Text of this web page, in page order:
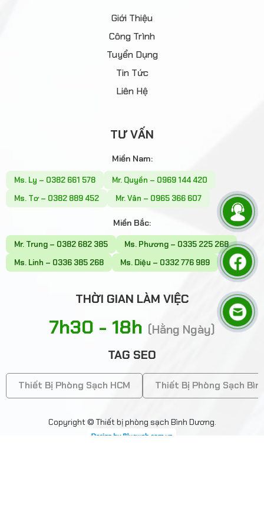
Giới Thiệu
Công Trình
Tuyển Dụng
Tin Tức
Liên Hệ
TƯ VẤN
Miền Nam:
Ms. Ly – 0382 661 578
Mr. Quyền – 0969 144 420
Ms. Tơ – 0382 889 452
Mr. Vân – 0965 366 607
Miền Bắc:
Mr. Trung – 0382 682 385
Ms. Phương – 0335 225 268
Ms. Linh – 0336 385 268
Ms. Diệu – 0332 776 989
THỜI GIAN LÀM VIỆC
7h30 - 18h (Hằng Ngày)
TAG SEO
Thiết Bị Phòng Sạch HCM Thiết Bị Phòng Sạch
Copyright © Thiết bị phòng sạch Bình Dương.